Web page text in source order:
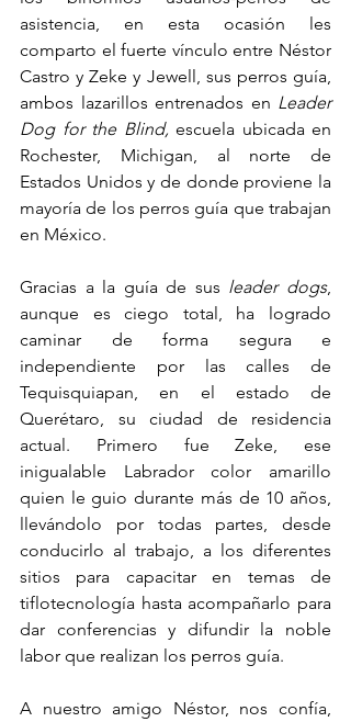
asistencia, en esta ocasión les
comparto el fuerte vínculo entre Néstor
Castro y Zeke y Jewell, sus perros guía,
ambos lazarillos entrenados en Leader
Dog for the Blind, escuela ubicada en
Rochester, Michigan, al norte de
Estados Unidos y de donde proviene la
mayoría de los perros guía que trabajan
en México.
Gracias a la guía de sus leader dogs,
aunque es ciego total, ha logrado
caminar de forma segura e
independiente por las calles de
Tequisquiapan, en el estado de
Querétaro, su ciudad de residencia
actual. Primero fue Zeke, ese
inigualable Labrador color amarillo
quien le guio durante más de 10 años,
llevándolo por todas partes, desde
conducirlo al trabajo, a los diferentes
sitios para capacitar en temas de
tiflotecnología hasta acompañarlo para
dar conferencias y difundir la noble
labor que realizan los perros guía.
A nuestro amigo Néstor, nos confía,